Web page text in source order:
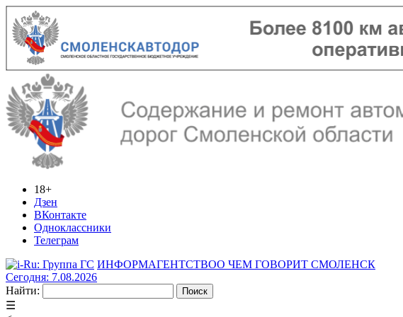
18+
Дзен
ВКонтакте
Одноклассники
Телеграм
ИНФОРМАГЕНТСТВОО ЧЕМ ГОВОРИТ СМОЛЕНСК
Сегодня: 7.08.2026
Найти:
☰